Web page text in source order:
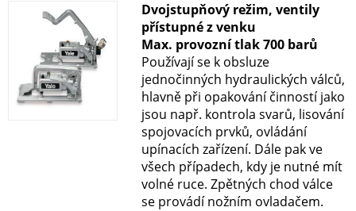
Dvojstupňový režim, ventily
přístupné z venku
Max. provozní tlak 700 barů
Používají se k obsluze
jednočinných hydraulických válců,
hlavně při opakování činností jako
jsou např. kontrola svarů, lisování
spojovacích prvků, ovládání
upínacích zařízení. Dále pak ve
všech případech, kdy je nutné mít
volné ruce. Zpětných chod válce
se provádí nožním ovladačem.